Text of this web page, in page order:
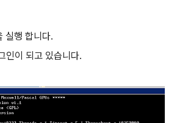
실행 합니다.
인이 되고 있습니다.